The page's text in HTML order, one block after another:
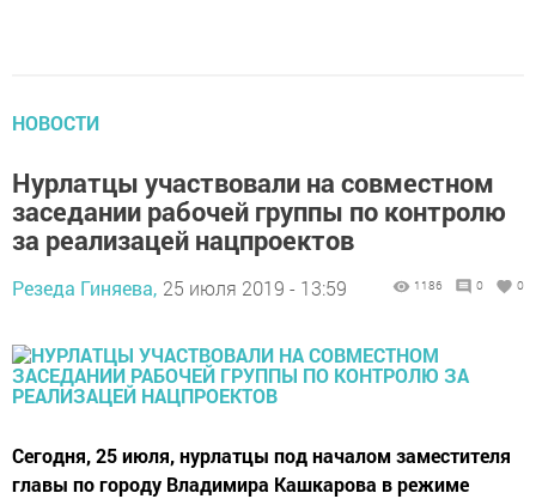
НОВОСТИ
Нурлатцы участвовали на совместном
заседании рабочей группы по контролю
за реализацей нацпроектов
Резеда Гиняева, 25 июля 2019 - 13:59 1186 0 0
Сегодня, 25 июля, нурлатцы под началом заместителя
главы по городу Владимира Кашкарова в режиме